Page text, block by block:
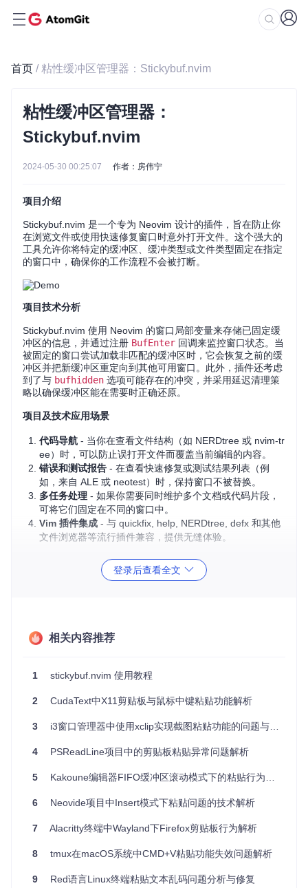
首页 / 粘性缓冲区管理器：Stickybuf.nvim
粘性缓冲区管理器：
Stickybuf.nvim
2024-05-30 00:25:07 作者：房伟宁
项目介绍
Stickybuf.nvim 是一个专为 Neovim 设计的插件，旨在防止你
在浏览文件或使用快速修复窗口时意外打开文件。这个强大的
工具允许你将特定的缓冲区、缓冲类型或文件类型固定在指定
的窗口中，确保你的工作流程不会被打断。
项目技术分析
Stickybuf.nvim 使用 Neovim 的窗口局部变量来存储已固定缓
冲区的信息，并通过注册 BufEnter 回调来监控窗口状态。当
被固定的窗口尝试加载非匹配的缓冲区时，它会恢复之前的缓
冲区并把新缓冲区重定向到其他可用窗口。此外，插件还考虑
到了与 bufhidden 选项可能存在的冲突，并采用延迟清理策
略以确保缓冲区能在需要时正确还原。
项目及技术应用场景
代码导航 - 当你在查看文件结构（如 NERDtree 或 nvim-tr
ee）时，可以防止误打开文件而覆盖当前编辑的内容。
错误和测试报告 - 在查看快速修复或测试结果列表（例
如，来自 ALE 或 neotest）时，保持窗口不被替换。
多任务处理 - 如果你需要同时维护多个文档或代码片段，
可将它们固定在不同的窗口中。
Vim 插件集成 - 与 quickfix, help, NERDtree, defx 和其他
文件浏览器等流行插件兼容，提供无缝体验。
广泛的插件支持- 内置对多个常用插件的支持，包括 Neo
种安全的解决方案以避免数据丢失。
要开始使用 Stickybuf.nvim，请选择适合你的包管理器进行安
buf').setup()即可。现在，你可以自由地享受无干扰的工
登录后查看全文
相关内容推荐
1 stickybuf.nvim 使用教程
2 CudaText中X11剪贴板与鼠标中键粘贴功能解析
3 i3窗口管理器中使用xclip实现截图粘贴功能的问题与解决方案
4 PSReadLine项目中的剪贴板粘贴异常问题解析
5 Kakoune编辑器FIFO缓冲区滚动模式下的粘贴行为差异分析
6 Neovide项目中Insert模式下粘贴问题的技术解析
7 Alacritty终端中Wayland下Firefox剪贴板行为解析
8 tmux在macOS系统中CMD+V粘贴功能失效问题解析
9 Red语言Linux终端粘贴文本乱码问题分析与修复